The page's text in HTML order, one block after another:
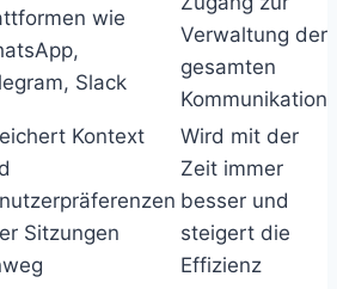
wie
Slack
Verwaltung der
gesamten
Kommunikation
Kontext
Sitzungen
Wird mit der
Zeit immer
besser und
steigert die
Effizienz